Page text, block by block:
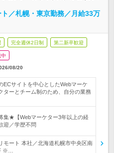
ト／札幌・東京勤務／月給33万
完全週休2日制 第二新卒歓迎
08/20
ECサイトを中心としたWebマーケ
ターとチーム制のため、自分の業務
集★【Webマーケター3年以上の経
迎／学歴不問
ート 本社／北海道札幌市中央区南
※…